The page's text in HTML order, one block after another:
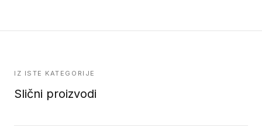
IZ ISTE KATEGORIJE
Slični proizvodi